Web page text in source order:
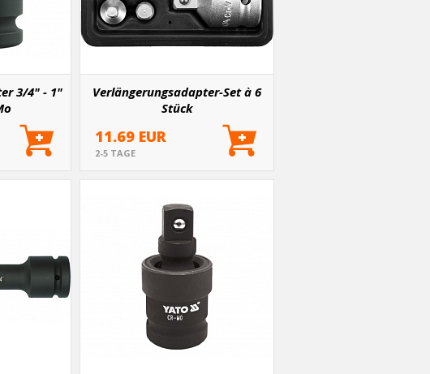
3/4" - 1"
Verlängerungsadapter-Set à 6
Stück
11.69 EUR
2-5 TAGE